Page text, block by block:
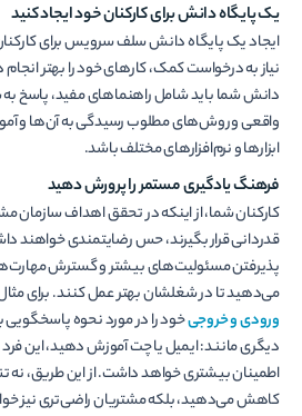
یک پایگاه دانش برای کارکنان خود ایجاد کنید
ایجاد یک پایگاه دانش سلف سرویس برای
نیاز به درخواست کمک، کارهای خود را بهتر
دانش شما باید شامل راهنماهای مفید، پاسخ
واقعی و روش‌های مطلوب رسیدگی به آن‌ها و
ابزارها و نرم‌افزارهای مختلف باشد.
فرهنگ یادگیری مستمر را پرورش دهید
کارکنان شما، از اینکه در تحقق اهداف سازمان
قدردانی قرار بگیرند، حس رضایتمندی خواهند
پذیرفتن مسئولیت‌های بیشتر و گسترش
می‌دهید تا در شغلشان بهتر عمل کنند. برای
ورودی و خروجیخود را در مورد نحوه پاسخگویی
دیگری مانند: ایمیل یا چت آموزش دهید، این
اطمینان بیشتری خواهد داشت. از این طریق، نه
کاهش می­‌دهید، بلکه مشتریان راضی­‌تری نیز